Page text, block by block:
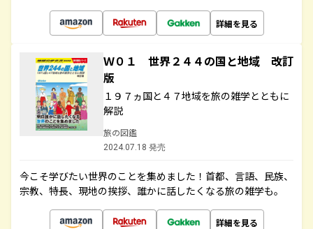
詳細を見る
Ｗ０１ 世界２４４の国と地域 改訂
版
１９７ヵ国と４７地域を旅の雑学とともに
解説
旅の図鑑
2024.07.18 発売
今こそ学びたい世界のことを集めました！首都、言語、民族、
宗教、特長、現地の挨拶、誰かに話したくなる旅の雑学も。
詳細を見る